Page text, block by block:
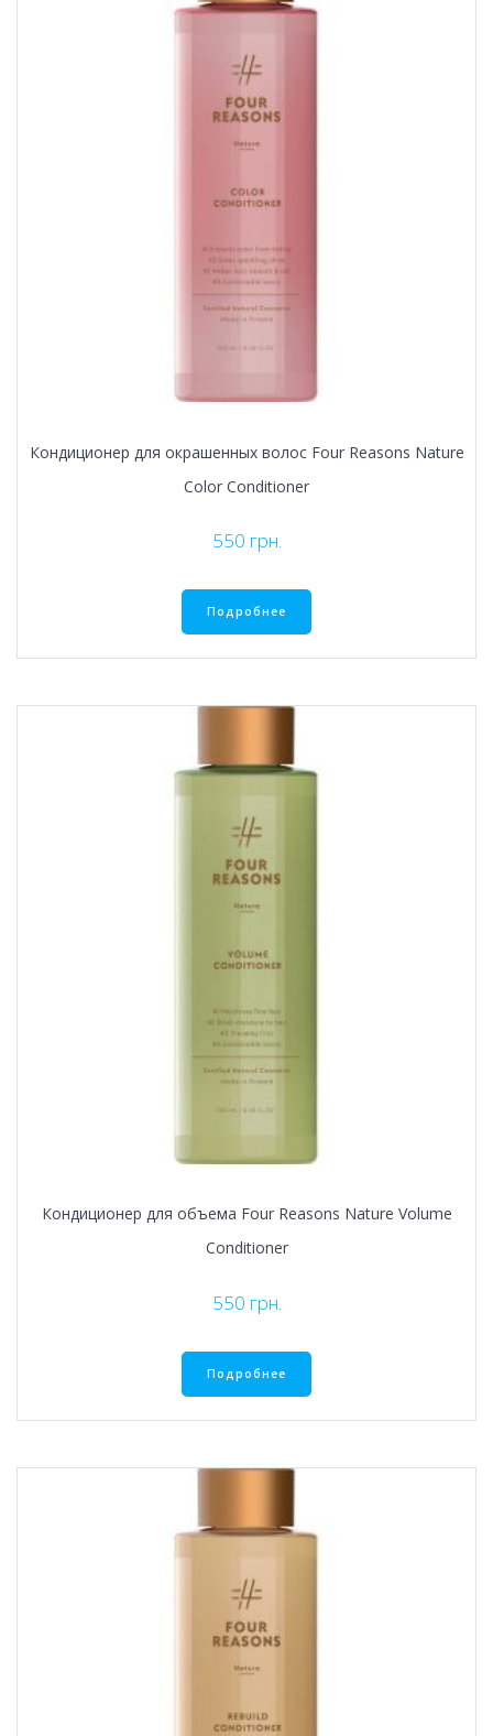
Кондиционер для окрашенных волос Four Reasons Nature
Color Conditioner
550 грн.
Подробнее
Кондиционер для объема Four Reasons Nature Volume
Conditioner
550 грн.
Подробнее